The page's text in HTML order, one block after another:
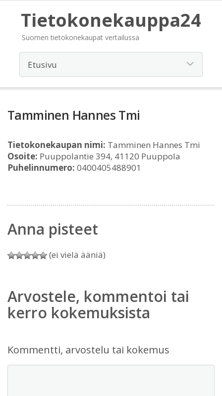
Tietokonekauppa24
Suomen tietokonekaupat vertailussa
Tamminen Hannes Tmi
Tietokonekaupan nimi: Tamminen Hannes Tmi
Osoite: Puuppolantie 394, 41120 Puuppola
Puhelinnumero: 0400405488901
Anna pisteet
(ei vielä ääniä)
Arvostele, kommentoi tai
kerro kokemuksista
Kommentti, arvostelu tai kokemus